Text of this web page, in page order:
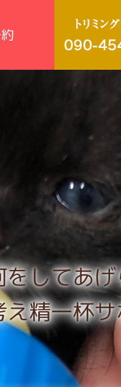
性
の
してあ
精一杯